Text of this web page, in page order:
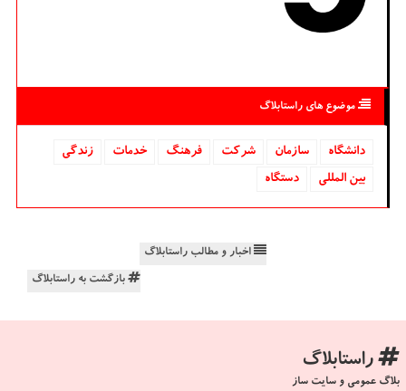
موضوع های راستابلاگ
دانشگاه‌ سازمان شركت فرهنگ خدمات
زندگی
بین المللی
دستگاه
اخبار و مطالب راستابلاگ
بازگشت به راستابلاگ
راستابلاگ
بلاگ عمومی و سایت ساز